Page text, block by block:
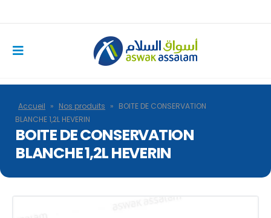
Accueil » Nos produits » BOITE DE CONSERVATION
BLANCHE 1,2L HEVERIN
BOITE DE CONSERVATION
BLANCHE 1,2L HEVERIN